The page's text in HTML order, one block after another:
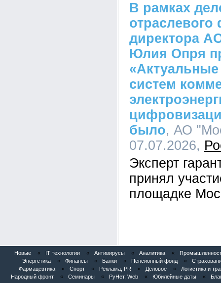
В рамках
директора
Юлия Опря
систем
было, АО
07.07.2026,
Эксперт
принял
площадке
Новые « IT технологии « Антивирусы « Аналитика «
Энергетика
« Финансы « Банки « Пенсионный фонд «
Фармацевтика
« Спорт « Реклама, PR « Деловое «
Логистика и
Народный фронт
« Семинары « РуНет, Web « Юбилейные даты «